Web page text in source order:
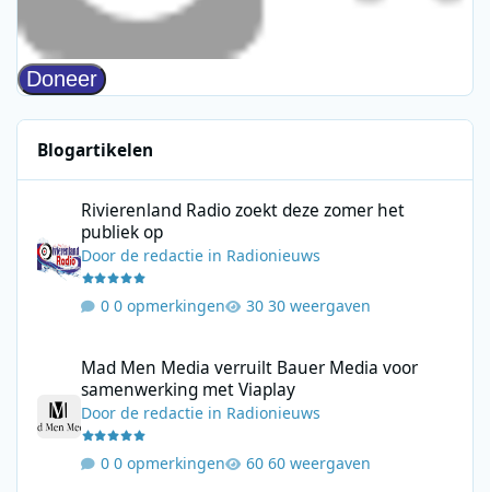
Blogartikelen
Rivierenland Radio zoekt deze zomer het
publiek op
Doorde redactie in Radionieuws
0 opmerkingen 30 weergaven
Mad Men Media verruilt Bauer Media voor
samenwerking met Viaplay
Doorde redactie in Radionieuws
0 opmerkingen 60 weergaven